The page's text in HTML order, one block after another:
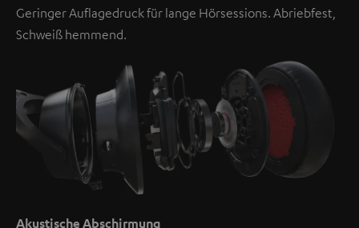
Geringer Auflagedruck für lange Hörsessions. Abriebfest,
Schweiß hemmend.
Akustische Abschirmung